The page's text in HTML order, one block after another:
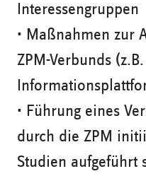
Interessengruppen
• Maßnahmen zur
ZPM-Verbunds
• Führung eines
durch die ZPM
Studien aufgeführt